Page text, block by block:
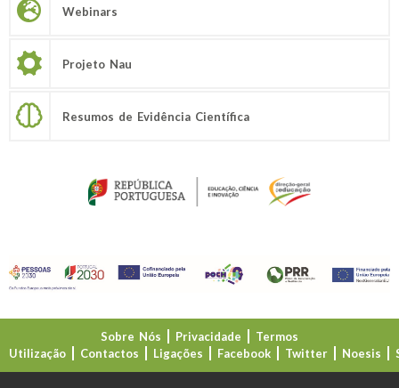
Webinars
Projeto Nau
Resumos de Evidência Científica
Sobre Nós Privacidade
Termos
Utilização
Contactos Ligações Facebook Twitter Noesis